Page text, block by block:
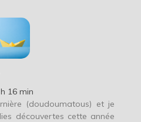
16 min
(doudoumatous) et je
découvertes cette année